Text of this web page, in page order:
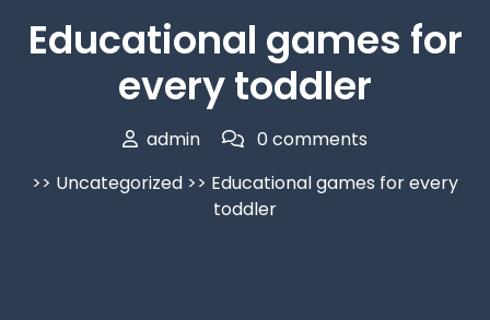
Educational games for
every toddler
admin
0 comments
>> Uncategorized >> Educational games for every
toddler